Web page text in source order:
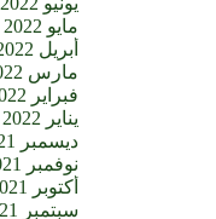
مايو 2022
أبريل 2022
مارس 2022
فبراير 2022
يناير 2022
ديسمبر 2021
نوفمبر 2021
أكتوبر 2021
سبتمبر 2021